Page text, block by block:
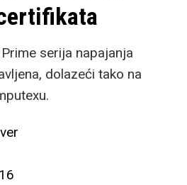
serija napajanja
dolazeći tako na